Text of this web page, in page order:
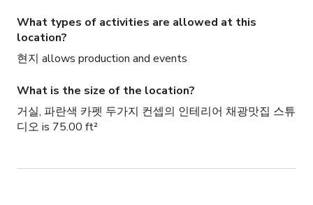
What types of activities are allowed at this
location?
현지 allows production and events
What is the size of the location?
거실, 파란색 카펫 두가지 컨셉의 인테리어 채광맛집 스튜
디오 is 75.00 ft²